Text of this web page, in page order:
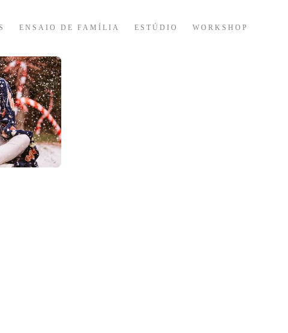
ENSAIO DE FAMÍLIA ESTÚDIO WORKSHOP